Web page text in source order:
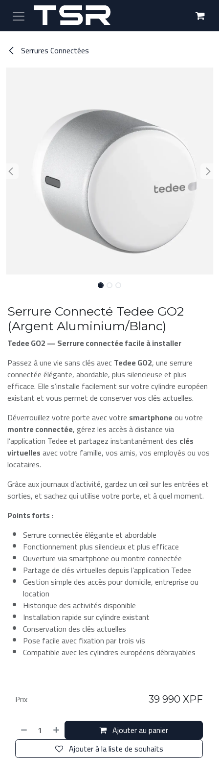
Se rendre au contenu
Serrures Connectées
Serrure Connecté Tedee GO2
(Argent Aluminium/Blanc)
Tedee GO2 — Serrure connectée facile à installer
Passez à une vie sans clés avecTedee GO2, une serrure
connectée élégante, abordable, plus silencieuse et plus
efficace. Elle s’installe facilement sur votre cylindre européen
existant et vous permet de conserver vos clés actuelles.
Déverrouillez votre porte avec votre smartphoneou votre
montre connectée, gérez les accès à distance via
l’application Tedee et partagez instantanément des clés
virtuellesavec votre famille, vos amis, vos employés ou vos
locataires.
Grâce aux journaux d’activité, gardez un œil sur les entrées et
sorties, et sachez qui utilise votre porte, et à quel moment.
Points forts :
Serrure connectée élégante et abordable
Fonctionnement plus silencieux et plus efficace
Ouverture via smartphone ou montre connectée
Partage de clés virtuelles depuis l’application Tedee
Gestion simple des accès pour domicile, entreprise ou
location
Historique des activités disponible
Installation rapide sur cylindre existant
Conservation des clés actuelles
Pose facile avec fixation par trois vis
Compatible avec les cylindres européens débrayables
Ajouter au panier
Ajouter à la liste de souhaits
Prix 39 990 XPF